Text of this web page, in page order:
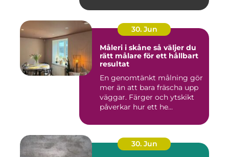
30. Jun
Måleri i skåne så väljer du
rätt målare för ett hållbart
resultat
En genomtänkt målning gör
mer än att bara fräscha upp
väggar. Färger och ytskikt
påverkar hur ett he...
30. Jun